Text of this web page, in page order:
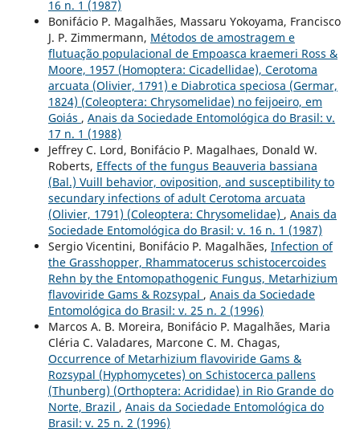
16 n. 1 (1987)
Bonifácio P. Magalhães, Massaru Yokoyama, Francisco
J. P. Zimmermann, Métodos de amostragem e
flutuação populacional de Empoasca kraemeri Ross &
Moore, 1957 (Homoptera: Cicadellidae), Cerotoma
arcuata (Olivier, 1791) e Diabrotica speciosa (Germar,
1824) (Coleoptera: Chrysomelidae) no feijoeiro, em
Goiás , Anais da Sociedade Entomológica do Brasil: v.
17 n. 1 (1988)
Jeffrey C. Lord, Bonifácio P. Magalhaes, Donald W.
Roberts, Effects of the fungus Beauveria bassiana
(Bal.) Vuill behavior, oviposition, and susceptibility to
secundary infections of adult Cerotoma arcuata
(Olivier, 1791) (Coleoptera: Chrysomelidae) , Anais da
Sociedade Entomológica do Brasil: v. 16 n. 1 (1987)
Sergio Vicentini, Bonifácio P. Magalhães, Infection of
the Grasshopper, Rhammatocerus schistocercoides
Rehn by the Entomopathogenic Fungus, Metarhizium
flavoviride Gams & Rozsypal , Anais da Sociedade
Entomológica do Brasil: v. 25 n. 2 (1996)
Marcos A. B. Moreira, Bonifácio P. Magalhães, Maria
Cléria C. Valadares, Marcone C. M. Chagas,
Occurrence of Metarhizium flavoviride Gams &
Rozsypal (Hyphomycetes) on Schistocerca pallens
(Thunberg) (Orthoptera: Acrididae) in Rio Grande do
Norte, Brazil , Anais da Sociedade Entomológica do
Brasil: v. 25 n. 2 (1996)